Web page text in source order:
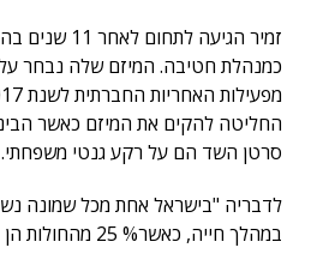
זמיר הגיעה לתחום לאחר 11 שנים בהם עבדה ב
כמנהלת חטיבה. המיזם שלה נבחר על
סרטן השד הם על רקע גנטי משפחתי.
לדבריה "בישראל אחת מכל שמונה
במהלך חייה, כאשר% 25 מהחולות הן מתחת לגיל 50".